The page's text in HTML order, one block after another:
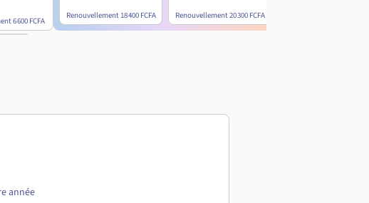
6 600 FCFA
Renouvellement 18 400 FCFA Renouvellement20 300 FCFA
année